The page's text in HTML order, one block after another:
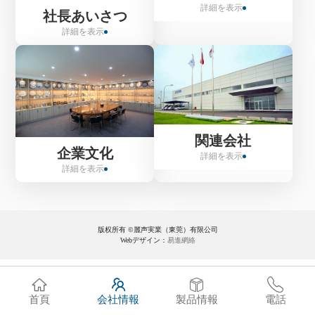
社長あいさつ
詳細を表示
詳細を表示
企業文化
詳細を表示
関連会社
詳細を表示
版权所有 ©麗声実業（東莞）有限公司
Webデザイン： 易進網絡
首頁 会社情報 製品情報 電話